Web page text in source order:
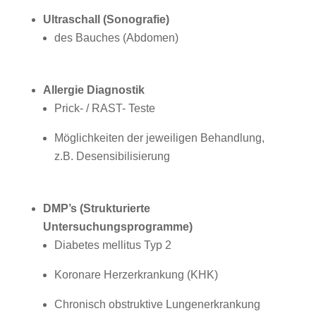
Ultraschall (Sonografie)
des Bauches (Abdomen)
Allergie Diagnostik
Prick- / RAST- Teste
Möglichkeiten der jeweiligen Behandlung,
z.B. Desensibilisierung
DMP’s (Strukturierte
Untersuchungsprogramme)
Diabetes mellitus Typ 2
Koronare Herzerkrankung (KHK)
Chronisch obstruktive Lungenerkrankung